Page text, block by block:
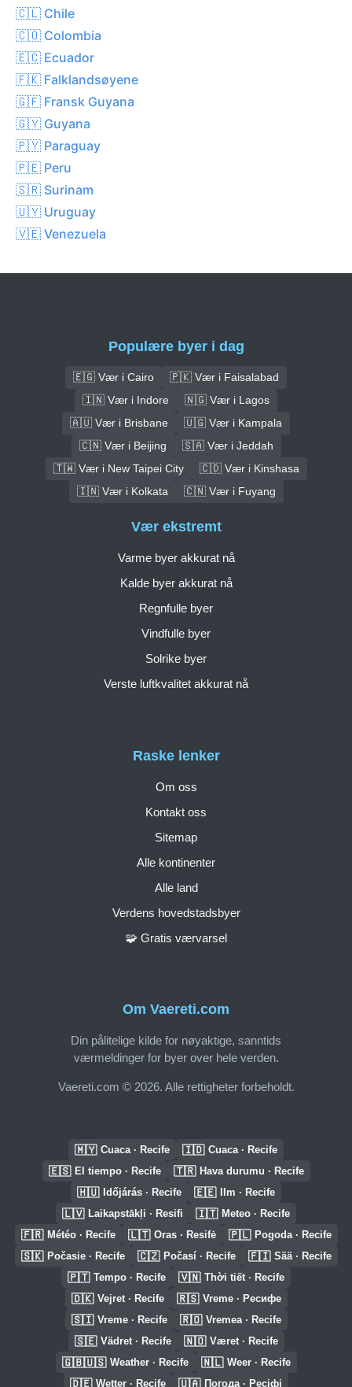
🇨🇱 Chile
🇨🇴 Colombia
🇪🇨 Ecuador
🇫🇰 Falklandsøyene
🇬🇫 Fransk Guyana
🇬🇾 Guyana
🇵🇾 Paraguay
🇵🇪 Peru
🇸🇷 Surinam
🇺🇾 Uruguay
🇻🇪 Venezuela
Populære byer i dag
🇪🇬 Vær i Cairo
🇵🇰 Vær i Faisalabad
🇮🇳 Vær i Indore
🇳🇬 Vær i Lagos
🇦🇺 Vær i Brisbane
🇺🇬 Vær i Kampala
🇨🇳 Vær i Beijing
🇸🇦 Vær i Jeddah
🇹🇼 Vær i New Taipei City
🇨🇩 Vær i Kinshasa
🇮🇳 Vær i Kolkata
🇨🇳 Vær i Fuyang
Om Vaereti.com
Din pålitelige kilde for nøyaktige, sanntids
værmeldinger for byer over hele verden.
Vaereti.com © 2026. Alle rettigheter forbeholdt.
Raske lenker
Om oss
Kontakt oss
Sitemap
Alle kontinenter
Alle land
Verdens hovedstadsbyer
🧩 Gratis værvarsel
Vær ekstremt
Varme byer akkurat nå
Kalde byer akkurat nå
Regnfulle byer
Vindfulle byer
Solrike byer
Verste luftkvalitet akkurat nå
🇲🇾 Cuaca · Recife 🇮🇩 Cuaca · Recife
🇪🇸 El tiempo · Recife 🇹🇷 Hava durumu · Recife
🇭🇺 Időjárás · Recife 🇪🇪 Ilm · Recife
🇱🇻 Laikapstākļi · Resifi 🇮🇹 Meteo · Recife
🇫🇷 Météo · Recife 🇱🇹 Oras · Resifė 🇵🇱 Pogoda · Recife
🇸🇰 Počasie · Recife 🇨🇿 Počasí · Recife 🇫🇮 Sää · Recife
🇵🇹 Tempo · Recife 🇻🇳 Thời tiết · Recife
🇩🇰 Vejret · Recife 🇷🇸 Vreme · Ресифе
🇸🇮 Vreme · Recife 🇷🇴 Vremea · Recife
🇸🇪 Vädret · Recife 🇳🇴 Været · Recife
🇬🇧🇺🇸 Weather · Recife 🇳🇱 Weer · Recife
🇩🇪 Wetter · Recife 🇺🇦 Погода · Ресіфі